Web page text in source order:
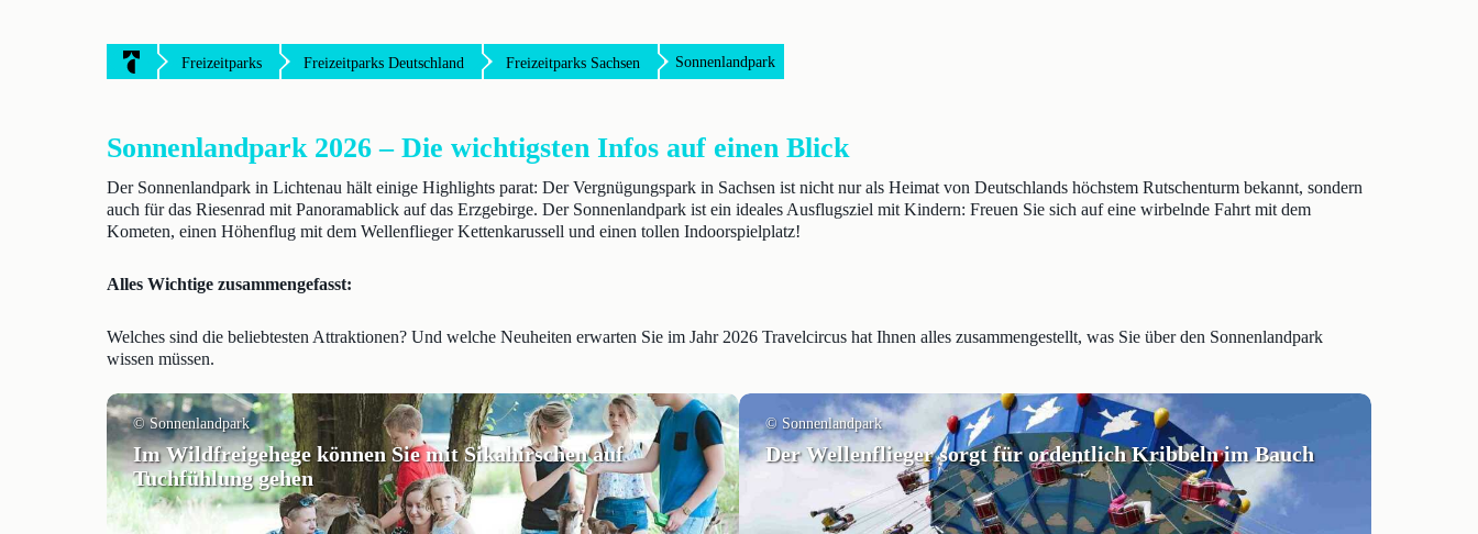
Freizeitparks Freizeitparks Deutschland Freizeitparks Sachsen Sonnenlandpark
Sonnenlandpark 2026 – Die wichtigsten Infos auf einen Blick
Der Sonnenlandpark in Lichtenau hält einige Highlights parat: Der Vergnügungspark in Sachsen ist nicht nur als Heimat von Deutschlands höchstem Rutschenturm bekannt, sondern
auch für das Riesenrad mit Panoramablick auf das Erzgebirge. Der Sonnenlandpark ist ein ideales Ausflugsziel mit Kindern: Freuen Sie sich auf eine wirbelnde Fahrt mit dem
Kometen, einen Höhenflug mit dem Wellenflieger Kettenkarussell und einen tollen Indoorspielplatz!
Alles Wichtige zusammengefasst:
Welches sind die beliebtesten Attraktionen? Und welche Neuheiten erwarten Sie im Jahr 2026 Travelcircus hat Ihnen alles zusammengestellt, was Sie über den Sonnenlandpark
wissen müssen.
© Sonnenlandpark
Im Wildfreigehege können Sie mit Sikahirschen auf
Tuchfühlung gehen
© Sonnenlandpark
Der Wellenflieger sorgt für ordentlich Kribbeln im Bauch